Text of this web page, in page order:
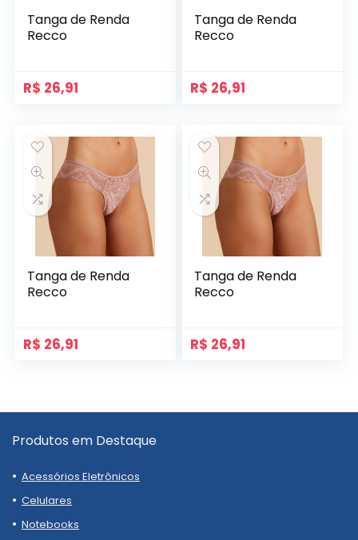
Tanga de Renda
Recco
R$ 26,91
Tanga de Renda
Recco
R$ 26,91
Tanga de Renda
Recco
R$ 26,91
Tanga de Renda
Recco
R$ 26,91
Produtos em Destaque
Acessórios Eletrônicos
Celulares
Notebooks